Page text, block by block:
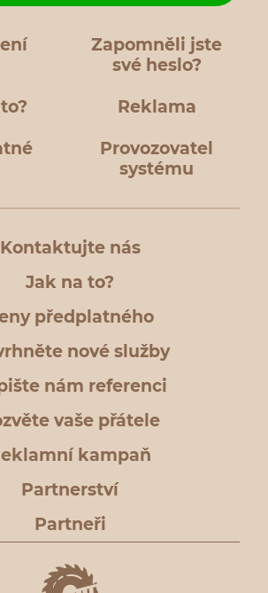
Zapomněli jste
své heslo?
Reklama
Provozovatel
systému
Kontaktujte nás
Jak na to?
předplatného
nové služby
nám referenci
vaše přátele
kampaň
Partnerství
Partneři